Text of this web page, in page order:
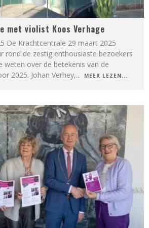
met violist Koos Verhage
De Krachtcentrale 29 maart 2025
rond de zestig enthousiaste bezoekers
weten over de betekenis van de
2025. Johan Verhey,... MEER LEZEN...